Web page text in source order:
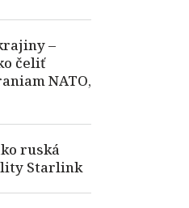
–
čeliť
NATO,
ruská
Starlink